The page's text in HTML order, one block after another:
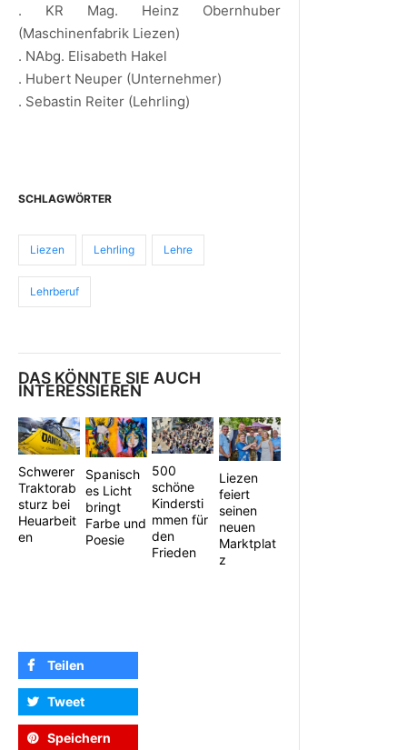
. KR Mag. Heinz Obernhuber
(Maschinenfabrik Liezen)
. NAbg. Elisabeth Hakel
. Hubert Neuper (Unternehmer)
. Sebastin Reiter (Lehrling)
SCHLAGWÖRTER
Liezen Lehrling Lehre
Lehrberuf
DAS KÖNNTE SIE AUCH
INTERESSIEREN
Schwerer
Traktorab
sturz bei
Heuarbeit
en
Spanisch
es Licht
bringt
Farbe und
Poesie
500
schöne
Kindersti
mmen für
den
Frieden
Liezen
feiert
seinen
neuen
Marktplat
z
Teilen
Tweet
Speichern